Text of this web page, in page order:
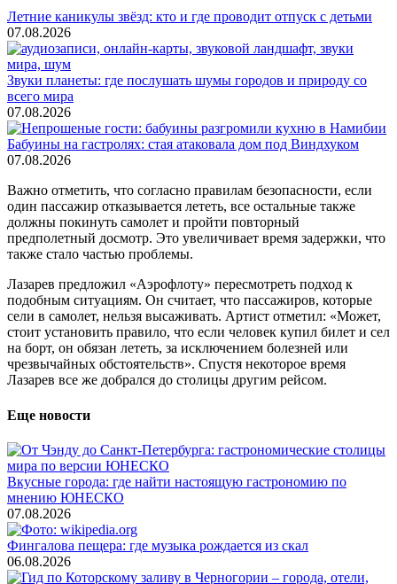
Летние каникулы звёзд: кто и где проводит отпуск с детьми
07.08.2026
Звуки планеты: где послушать шумы городов и природу со
всего мира
07.08.2026
Бабуины на гастролях: стая атаковала дом под Виндхуком
07.08.2026
Важно отметить, что согласно правилам безопасности, если
один пассажир отказывается лететь, все остальные также
должны покинуть самолет и пройти повторный
предполетный досмотр. Это увеличивает время задержки, что
также стало частью проблемы.
Лазарев предложил «Аэрофлоту» пересмотреть подход к
подобным ситуациям. Он считает, что пассажиров, которые
сели в самолет, нельзя высаживать. Артист отметил: «Может,
стоит установить правило, что если человек купил билет и сел
на борт, он обязан лететь, за исключением болезней или
чрезвычайных обстоятельств». Спустя некоторое время
Лазарев все же добрался до столицы другим рейсом.
Еще новости
Вкусные города: где найти настоящую гастрономию по
мнению ЮНЕСКО
07.08.2026
Фингалова пещера: где музыка рождается из скал
06.08.2026